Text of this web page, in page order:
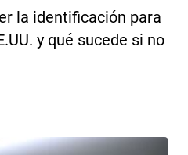
la identificación para
y qué sucede si no